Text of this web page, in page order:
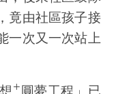
竟由社區孩子接
一次又一次站上
+ 圓夢工程」已